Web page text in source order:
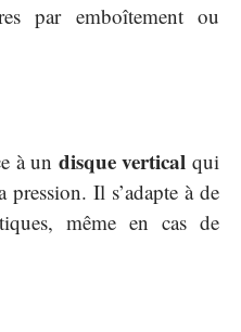
par emboîtement ou
à un disque vertical qui
pression. Il s’adapte à de
même en cas de